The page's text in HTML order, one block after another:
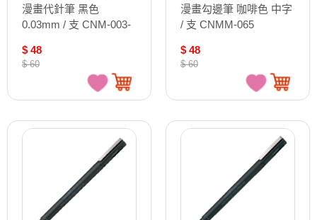
漫畫代針筆 黑色
0.03mm / 支 CNM-003-
$ 48
$ 60
漫畫勾邊筆 咖啡色 中字
/ 支 CNMM-065
$ 48
$ 60